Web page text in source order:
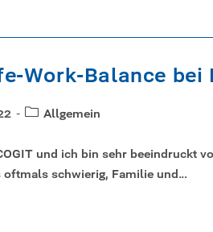
Work-Balance bei
Allgemein
und ich bin sehr beeindruckt
oftmals schwierig, Familie und…